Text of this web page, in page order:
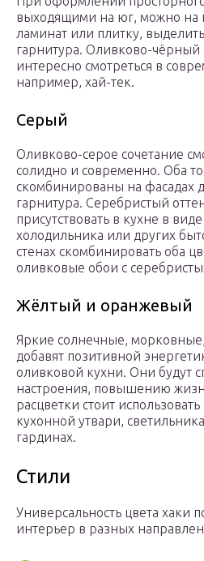
выходящими на юг, можно на
ламинат или плитку,
гарнитура. Оливково-чёрный
интересно смотреться в
например, хай-тек.
Серый
Оливково-серое сочетание
солидно и современно. Оба
скомбинированы на фасадах
гарнитура. Серебристый
присутствовать в кухне в
холодильника или других
стенах скомбинировать оба
оливковые обои с
Жёлтый и оранжевый
Яркие солнечные,
добавят позитивной
оливковой кухни. Они будут
настроения, повышению
расцветки стоит
кухонной утвари,
гардинах.
Стили
Универсальность цвета хаки
интерьер в разных